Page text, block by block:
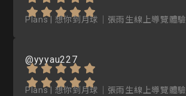
Plans | 想你到月球｜張雨生線上導覽體驗
@yyyau227
Plans | 想你到月球｜張雨生線上導覽體驗